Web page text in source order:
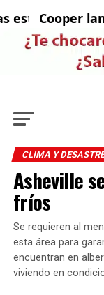
de
Cooper lanza
CLIMA Y
Asheville
fríos
Se requieren al
esta área para
encuentran en
viviendo en